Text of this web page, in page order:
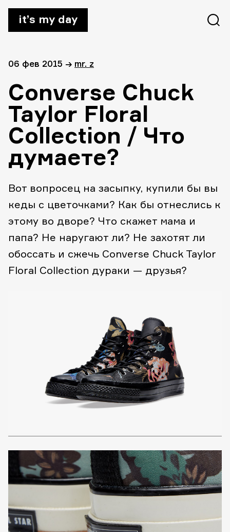
it’s my day
06 фев 2015 → mr. z
Converse Chuck
Taylor Floral
Collection / Что
думаете?
Вот вопросец на засыпку, купили бы вы
кеды с цветочками? Как бы отнеслись к
этому во дворе? Что скажет мама и
папа? Не наругают ли? Не захотят ли
обоссать и сжечь Converse Chuck Taylor
Floral Collection дураки — друзья?